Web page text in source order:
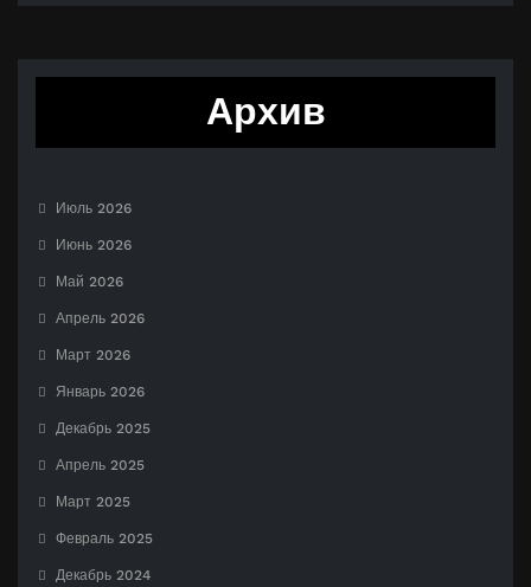
Архив
Июль 2026
Июнь 2026
Май 2026
Апрель 2026
Март 2026
Январь 2026
Декабрь 2025
Апрель 2025
Март 2025
Февраль 2025
Декабрь 2024